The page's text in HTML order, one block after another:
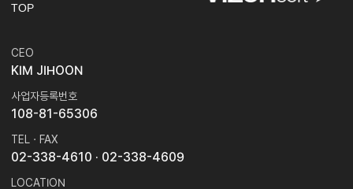
TOP
CEO
KIM JIHOON
사업자등록번호
108-81-65306
TEL · FAX
02-338-4610 · 02-338-4609
LOCATION